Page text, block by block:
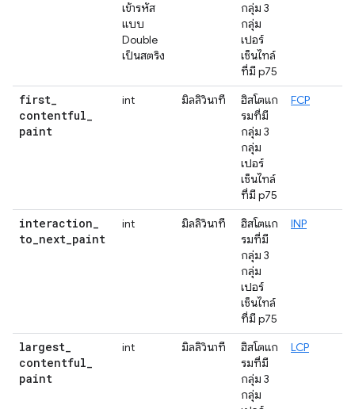
เข้ารหัส
แบบ
Double
เป็นสตริง
กลุ่ม 3
กลุ่ม
เปอร์
เซ็นไทล์
ที่มี p75
first_
contentful_
paint
int มิลลิวินาที
ฮิสโตแก
รมที่มี
กลุ่ม 3
กลุ่ม
เปอร์
เซ็นไทล์
ที่มี p75
FCP
interaction_
to_next_paint
int มิลลิวินาที
ฮิสโตแก
รมที่มี
กลุ่ม 3
กลุ่ม
เปอร์
เซ็นไทล์
ที่มี p75
INP
largest_
contentful_
paint
int มิลลิวินาที
ฮิสโตแก
รมที่มี
กลุ่ม 3
กลุ่ม
LCP